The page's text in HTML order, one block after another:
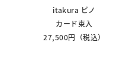
itakura ピノ
カード束入
27,500円（税込）